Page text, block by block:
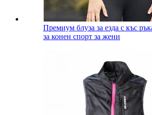
Премиум блуза за езда с къс
за конен спорт за жени